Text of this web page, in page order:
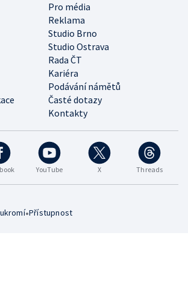
Pro média
Reklama
Studio Brno
Studio Ostrava
Rada ČT
Kariéra
Podávání námětů
Časté dotazy
Kontakty
YouTube X Threads
•Přístupnost